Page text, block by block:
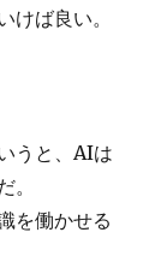
けば良い。
うと、AIは
。
を働かせる